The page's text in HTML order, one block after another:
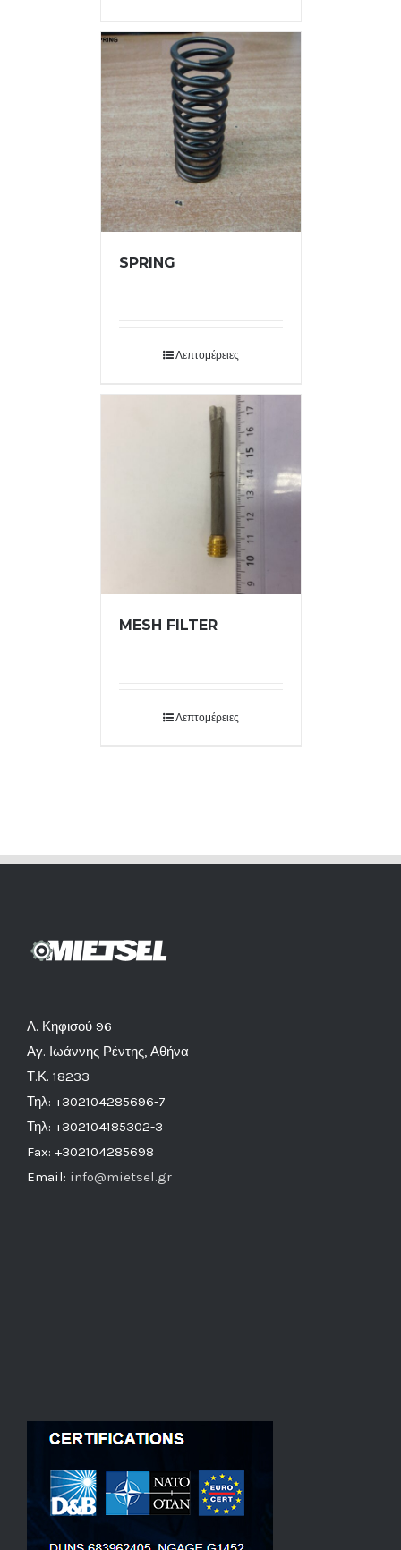
SPRING
Λεπτομέρειες
MESH FILTER
Λεπτομέρειες
Λ. Κηφισού 96
Αγ. Ιωάννης Ρέντης, Αθήνα
Τ.Κ. 18233
Τηλ: +302104285696-7
Τηλ: +302104185302-3
Fax: +302104285698
Email: info@mietsel.gr